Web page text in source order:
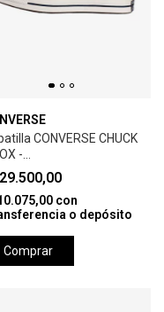
CONVERSE CHUCK
-
WHITE/EGRET
con
o depósito
Comprar